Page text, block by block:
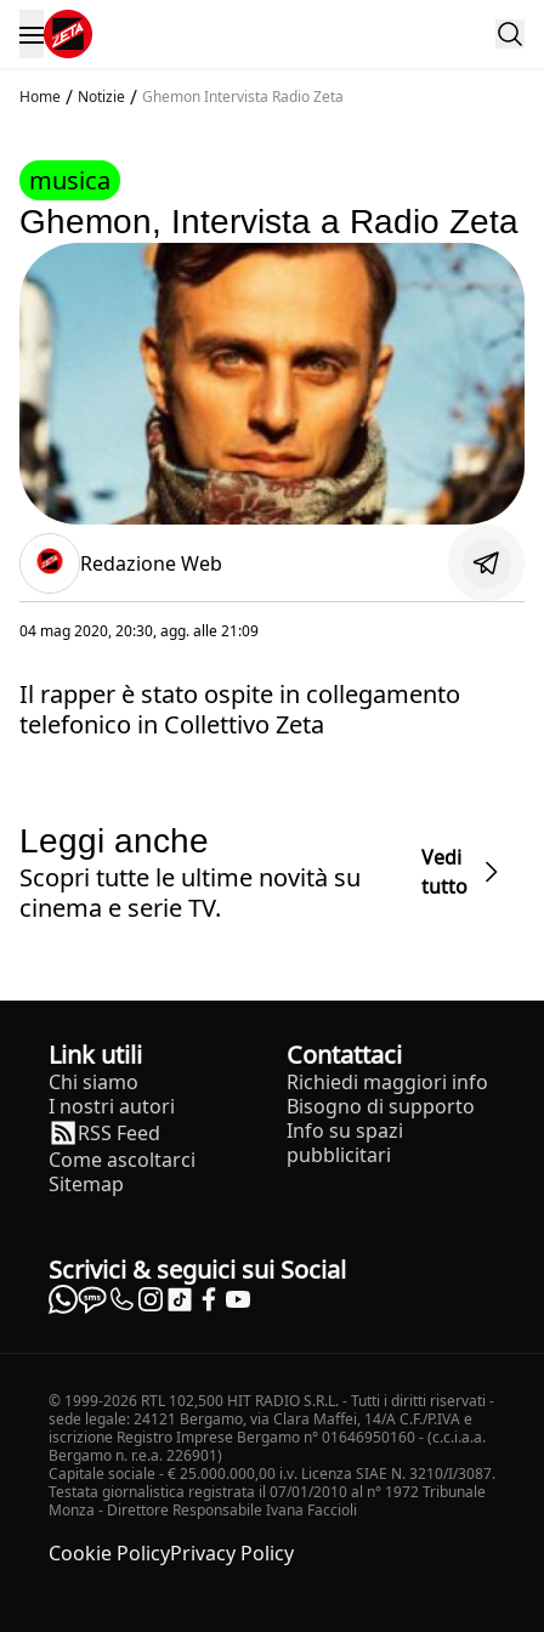
Home / Notizie / Ghemon Intervista Radio Zeta
musica
Ghemon, Intervista a Radio Zeta
Redazione Web
04 mag 2020, 20:30, agg. alle21:09
Il rapper è stato ospite in collegamento
telefonico in Collettivo Zeta
Leggi anche
Scopri tutte le ultime novità su
cinema e serie TV.
Vedi
tutto
Link utili
Chi siamo
I nostri autori
RSS Feed
Come ascoltarci
Sitemap
Contattaci
Richiedi maggiori info
Bisogno di supporto
Info su spazi
pubblicitari
Scrivici & seguici sui Social
© 1999-2026 RTL 102,500 HIT RADIO S.R.L. - Tutti i diritti riservati -
sede legale: 24121 Bergamo, via Clara Maffei, 14/A C.F./P.IVA e
iscrizione Registro Imprese Bergamo n° 01646950160 - (c.c.i.a.a.
Bergamo n. r.e.a. 226901)
Capitale sociale - € 25.000.000,00 i.v. Licenza SIAE N. 3210/I/3087.
Testata giornalistica registrata il 07/01/2010 al n° 1972 Tribunale
Monza - Direttore Responsabile Ivana Faccioli
Cookie PolicyPrivacy Policy